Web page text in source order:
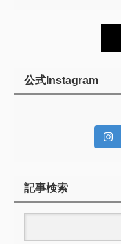
公式Instagram
記事検索